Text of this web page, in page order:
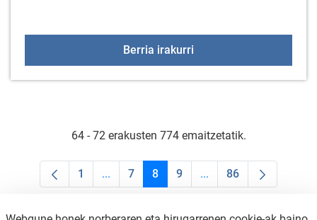
Berria irakurri
64 - 72 erakusten 774 emaitzetatik.
Orrialdea
1 ...Intermediate Pages Use TAB to navigate.
Orrialdea
7 Orrialdea
8 Orrialdea
9 ...Intermediate Pages
Orrialdea
86